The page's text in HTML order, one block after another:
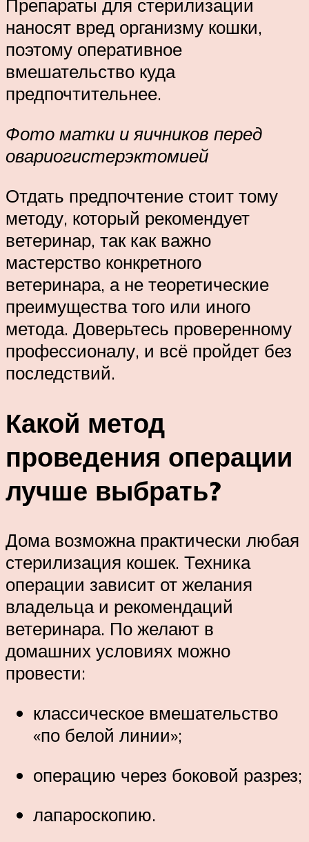
Препараты для стерилизации
наносят вред организму кошки,
поэтому оперативное
вмешательство куда
предпочтительнее.
Фото матки и яичников перед
овариогистерэктомией
Отдать предпочтение стоит тому
методу, который рекомендует
ветеринар, так как важно
мастерство конкретного
ветеринара, а не теоретические
преимущества того или иного
метода. Доверьтесь проверенному
профессионалу, и всё пройдет без
последствий.
Какой метод
проведения операции
лучше выбрать?
Дома возможна практически любая
стерилизация кошек. Техника
операции зависит от желания
владельца и рекомендаций
ветеринара. По желают в
домашних условиях можно
провести:
классическое вмешательство
«по белой линии»;
операцию через боковой разрез;
лапароскопию.